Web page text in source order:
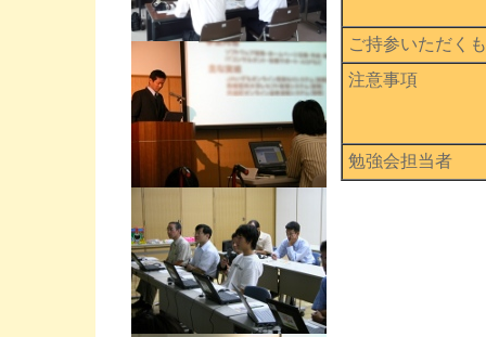
ご持参いただく
注意事項
勉強会担当者